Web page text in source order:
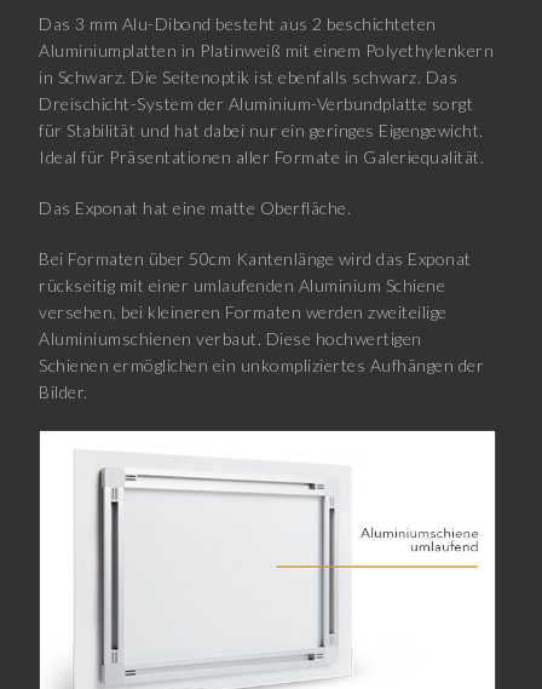
Das 3 mm Alu-Dibond besteht aus 2 beschichteten
Aluminiumplatten in Platinweiß mit einem Polyethylenkern
in Schwarz. Die Seitenoptik ist ebenfalls schwarz. Das
Dreischicht-System der Aluminium-Verbundplatte sorgt
für Stabilität und hat dabei nur ein geringes Eigengewicht.
Ideal für Präsentationen aller Formate in Galeriequalität.
Das Exponat hat eine matte Oberfläche.
Bei Formaten über 50cm Kantenlänge wird das Exponat
rückseitig mit einer umlaufenden Aluminium Schiene
versehen, bei kleineren Formaten werden zweiteilige
Aluminiumschienen verbaut. Diese hochwertigen
Schienen ermöglichen ein unkompliziertes Aufhängen der
Bilder.